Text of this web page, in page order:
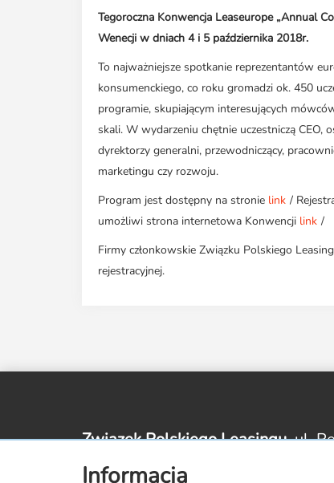
Informacja
Tegoroczna Konwencja Leaseurope „Annual
Wenecji w dniach 4 i 5 października 2018r.
To najważniejsze spotkanie reprezentantów
konsumenckiego, co roku gromadzi ok. 450
programie, skupiającym interesujących
skali. W wydarzeniu chętnie uczestniczą CEO,
dyrektorzy generalni, przewodniczący,
marketingu czy rozwoju.
Program jest dostępny na stronie link /
umożliwi strona internetowa Konwencji link /
Firmy członkowskie Związku Polskiego
rejestracyjnej.
Związek Polskiego Leasingu,ul.
zpl@leasing.org.pl